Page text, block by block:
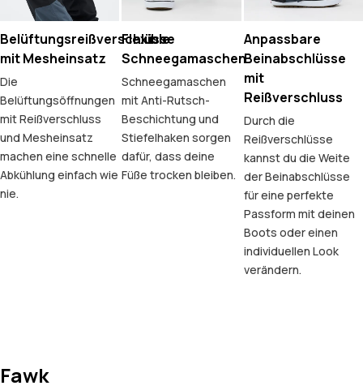
Belüftungsreißverschlüsse
mit Mesheinsatz
Die
Belüftungsöffnungen
mit Reißverschluss
und Mesheinsatz
machen eine schnelle
Abkühlung einfach wie
nie.
Flexible
Schneegamaschen
Schneegamaschen
mit Anti-Rutsch-
Beschichtung und
Stiefelhaken sorgen
dafür, dass deine
Füße trocken bleiben.
Anpassbare
Beinabschlüsse
mit
Reißverschluss
Durch die
Reißverschlüsse
kannst du die Weite
der Beinabschlüsse
für eine perfekte
Passform mit deinen
Boots oder einen
individuellen Look
verändern.
Fawk